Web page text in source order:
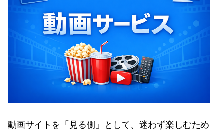
動画サイトを「見る側」として、迷わず楽しむため